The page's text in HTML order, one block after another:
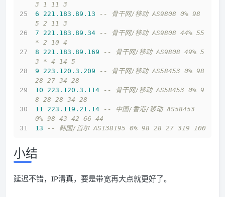
3 1 11 3
6
221.183 .89 .13
-- 骨干网/移动 AS9808 0% 98
5 2 11 3
7
221.183 .89 .34
-- 骨干网/移动 AS9808 44% 55
* 2 10 4
8
221.183 .89 .169
-- 骨干网/移动 AS9808 49% 5
3 * 4 14 5
9
223.120 .3 .209
-- 骨干网/移动 AS58453 0% 98
28 27 34 28
10
223.120 .3 .114
-- 骨干网/移动 AS58453 0% 9
8 28 28 34 28
11
223.119 .21 .14
-- 中国/香港/移动 AS58453
0% 98 43 42 66 44
13
-- 韩国/首尔 AS138195 0% 98 28 27 319 100
小结
延迟不错，IP清真，要是带宽再大点就更好了。